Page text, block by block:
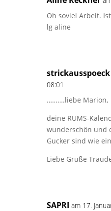
Oh soviel Arbeit.
lg aline
strickausspoeck
08:01
……….liebe Marion,
deine RUMS-
wunderschön und
Gucker sind wie
Liebe Grüße
SAPRI am 17.